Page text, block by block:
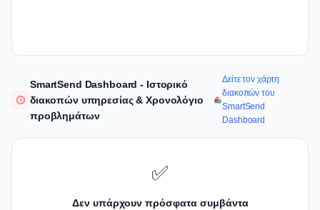
SmartSend Dashboard - Ιστορικό
διακοπών υπηρεσίας & Χρονολόγιο
προβλημάτων
Δείτε τον χάρτη
διακοπών του
SmartSend
Dashboard
✅
Δεν υπάρχουν πρόσφατα συμβάντα